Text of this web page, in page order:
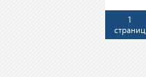
1
страниц